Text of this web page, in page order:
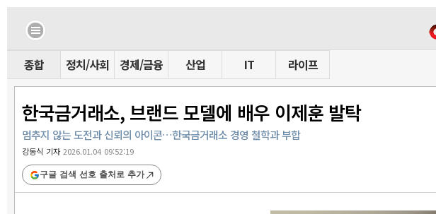
종합 정치/사회 경제/금융 산업 IT 라이프
한국금거래소, 브랜드 모델에 배우 이제훈 발탁
멈추지 않는 도전과 신뢰의 아이콘…한국금거래소 경영 철학과 부합
강동식 기자2026.01.04 09:52:19
구글 검색 선호 출처로 추가